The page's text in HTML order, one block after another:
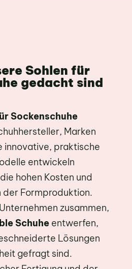
Sohlen für
gedacht sind
Sockenschuhe
Marken
innovative, praktische
entwickeln
hohen Kosten und
der Formproduktion.
zusammen,
Schuheentwerfen,
Lösungen
gefragt sind.